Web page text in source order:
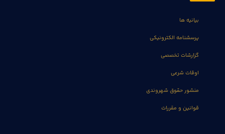
بیانیه ها
پرسشنامه الکترونیکی
گزارشات تخصصی
اوقات شرعی
منشور حقوق شهروندی
قوانین و مقررات